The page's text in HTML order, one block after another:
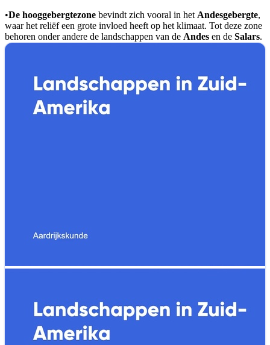
•De hooggebergtezone bevindt zich vooral in het Andesgebergte,
waar het reliëf een grote invloed heeft op het klimaat. Tot deze zone
behoren onder andere de landschappen van de Andes en de Salars.